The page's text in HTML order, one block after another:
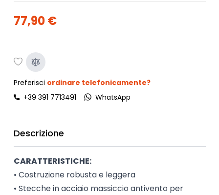
77,90 €
Preferisci ordinare telefonicamente?
+39 391 7713491
WhatsApp
Descrizione
CARATTERISTICHE:
• Costruzione robusta e leggera
• Stecche in acciaio massiccio antivento per